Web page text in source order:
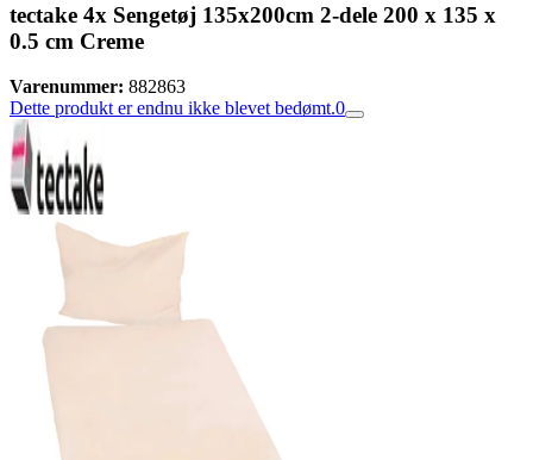
tectake 4x Sengetøj 135x200cm 2-dele 200 x 135 x
0.5 cm Creme
Varenummer: 882863
Dette produkt er endnu ikke blevet bedømt.0